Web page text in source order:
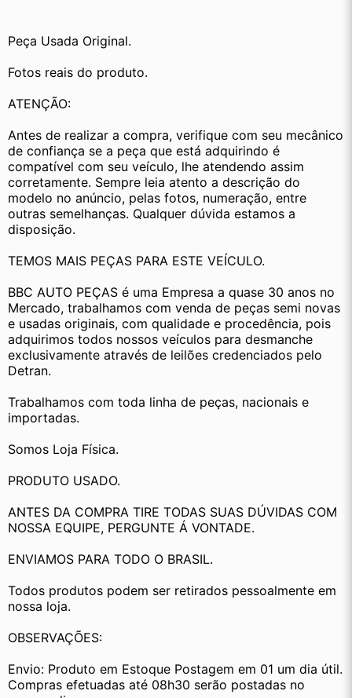
Peça Usada Original.
Fotos reais do produto.
ATENÇÃO:
Antes de realizar a compra, verifique com seu mecânico
de confiança se a peça que está adquirindo é
compatível com seu veículo, lhe atendendo assim
corretamente. Sempre leia atento a descrição do
modelo no anúncio, pelas fotos, numeração, entre
outras semelhanças. Qualquer dúvida estamos a
disposição.
TEMOS MAIS PEÇAS PARA ESTE VEÍCULO.
BBC AUTO PEÇAS é uma Empresa a quase 30 anos no
Mercado, trabalhamos com venda de peças semi novas
e usadas originais, com qualidade e procedência, pois
adquirimos todos nossos veículos para desmanche
exclusivamente através de leilões credenciados pelo
Detran.
Trabalhamos com toda linha de peças, nacionais e
importadas.
Somos Loja Física.
PRODUTO USADO.
ANTES DA COMPRA TIRE TODAS SUAS DÚVIDAS COM
NOSSA EQUIPE, PERGUNTE Á VONTADE.
ENVIAMOS PARA TODO O BRASIL.
Todos produtos podem ser retirados pessoalmente em
nossa loja.
OBSERVAÇÕES:
Envio: Produto em Estoque Postagem em 01 um dia útil.
Compras efetuadas até 08h30 serão postadas no